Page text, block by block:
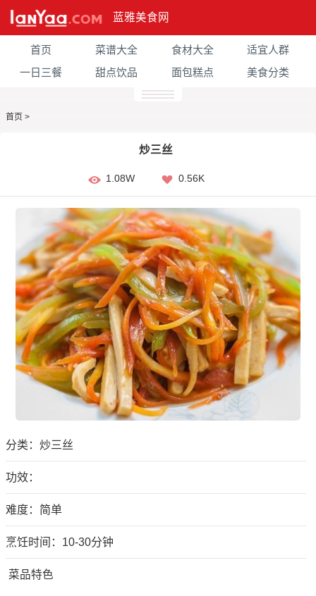
蓝雅美食网
首页 菜谱大全 食材大全
适宜人群
一日三餐
甜点饮品 面包糕点 美食分类
首页 >
炒三丝
1.08W 0.56K
分类： 炒三丝
功效：
难度：简单
烹饪时间：10-30分钟
菜品特色